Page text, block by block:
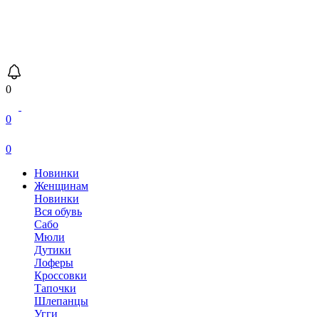
0
0
0
Новинки
Женщинам
Новинки
Вся обувь
Сабо
Мюли
Дутики
Лоферы
Кроссовки
Тапочки
Шлепанцы
Угги